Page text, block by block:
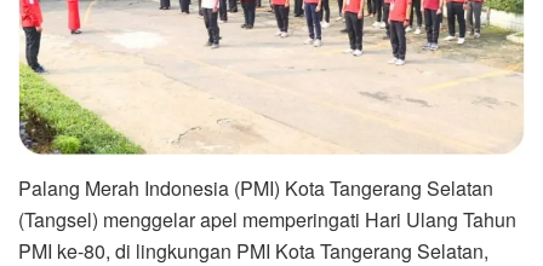
Palang Merah Indonesia (PMI) Kota Tangerang Selatan
(Tangsel) menggelar apel memperingati Hari Ulang Tahun
PMI ke-80, di lingkungan PMI Kota Tangerang Selatan,